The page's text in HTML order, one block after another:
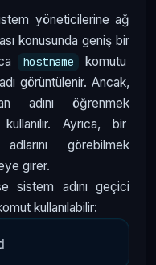
yöneticilerine ağ
konusunda geniş bir
hostname
komutu
görüntülenir. Ancak,
adını öğrenmek
Ayrıca, bir
görebilmek
girer.
sistem adını geçici
kullanılabilir: